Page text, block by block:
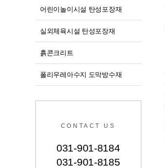
어린이놀이시설 탄성포장재
실외체육시설 탄성포장재
흙콘크리트
폴리우레아수지 도막방수재
CONTACT US
031-901-8184
031-901-8185